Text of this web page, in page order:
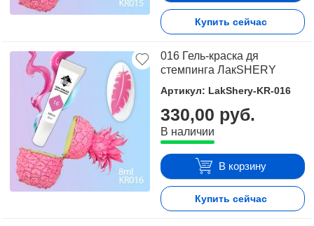
Купить сейчас
016 Гель-краска дя
стемпинга ЛакSHERY
Артикул: LakShery-KR-016
330,00 руб.
В наличии
В корзину
Купить сейчас